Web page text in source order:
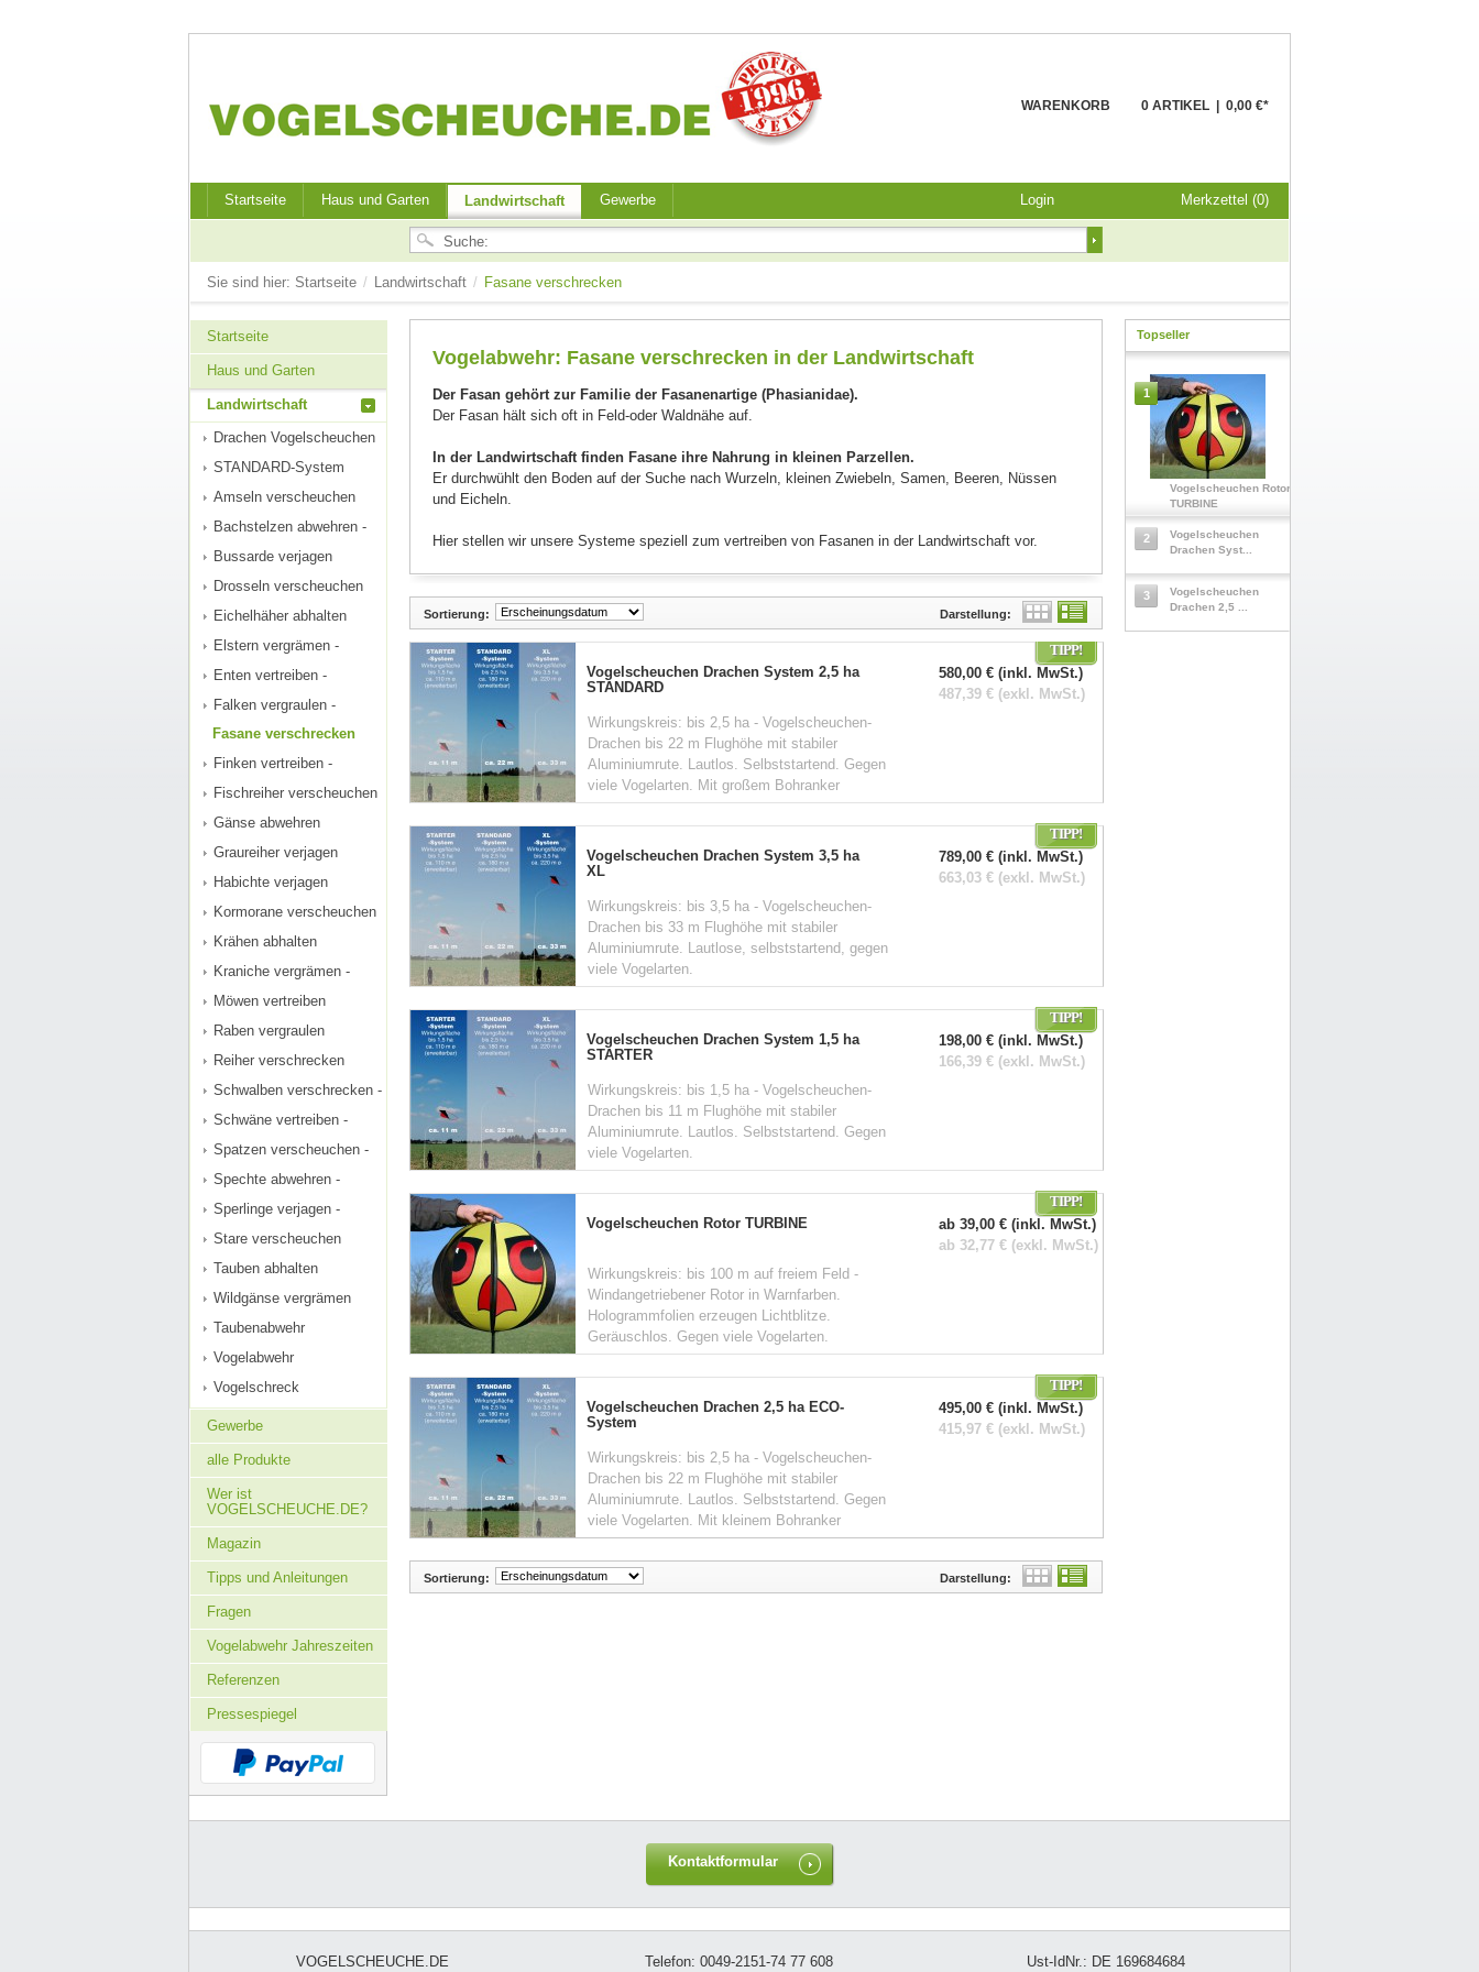
WARENKORB 0 ARTIKEL 0,00 €*
Startseite Haus und Garten Landwirtschaft Gewerbe Login Merkzettel (0)
Sie sind hier: Startseite / Landwirtschaft / Fasane verschrecken
Startseite
Haus und Garten
Landwirtschaft
Drachen Vogelscheuchen
STANDARD-System
Amseln verscheuchen
Bachstelzen abwehren -
Bussarde verjagen
Drosseln verscheuchen
Eichelhäher abhalten
Elstern vergrämen -
Enten vertreiben -
Falken vergraulen -
Fasane verschrecken
Finken vertreiben -
Fischreiher verscheuchen
Gänse abwehren
Graureiher verjagen
Habichte verjagen
Kormorane verscheuchen
Krähen abhalten
Kraniche vergrämen -
Möwen vertreiben
Raben vergraulen
Reiher verschrecken
Schwalben verschrecken -
Schwäne vertreiben -
Spatzen verscheuchen -
Spechte abwehren -
Sperlinge verjagen -
Stare verscheuchen
Tauben abhalten
Wildgänse vergrämen
Taubenabwehr
Vogelabwehr
Vogelschreck
Gewerbe
alle Produkte
Wer ist
VOGELSCHEUCHE.DE?
Magazin
Tipps und Anleitungen
Fragen
Vogelabwehr Jahreszeiten
Referenzen
Pressespiegel
Vogelabwehr: Fasane verschrecken in der Landwirtschaft
Der Fasan gehört zur Familie der Fasanenartige (Phasianidae).
Der Fasan hält sich oft in Feld-oder Waldnähe auf.
In der Landwirtschaft finden Fasane ihre Nahrung in kleinen Parzellen.
Er durchwühlt den Boden auf der Suche nach Wurzeln, kleinen Zwiebeln, Samen, Beeren, Nüssen
und Eicheln.
Hier stellen wir unsere Systeme speziell zum vertreiben von Fasanen in der Landwirtschaft vor.
Sortierung: Darstellung:
TIPP!
Vogelscheuchen Drachen System 2,5 ha
STANDARD
Wirkungskreis: bis 2,5 ha - Vogelscheuchen-
Drachen bis 22 m Flughöhe mit stabiler
Aluminiumrute. Lautlos. Selbststartend. Gegen
viele Vogelarten. Mit großem Bohranker
580,00 € (inkl. MwSt.)
487,39 € (exkl. MwSt.)
TIPP!
Vogelscheuchen Drachen System 3,5 ha
XL
Wirkungskreis: bis 3,5 ha - Vogelscheuchen-
Drachen bis 33 m Flughöhe mit stabiler
Aluminiumrute. Lautlose, selbststartend, gegen
viele Vogelarten.
789,00 € (inkl. MwSt.)
663,03 € (exkl. MwSt.)
TIPP!
Vogelscheuchen Drachen System 1,5 ha
STARTER
Wirkungskreis: bis 1,5 ha - Vogelscheuchen-
Drachen bis 11 m Flughöhe mit stabiler
Aluminiumrute. Lautlos. Selbststartend. Gegen
viele Vogelarten.
198,00 € (inkl. MwSt.)
166,39 € (exkl. MwSt.)
TIPP!
Vogelscheuchen Rotor TURBINE
Wirkungskreis: bis 100 m auf freiem Feld -
Windangetriebener Rotor in Warnfarben.
Hologrammfolien erzeugen Lichtblitze.
Geräuschlos. Gegen viele Vogelarten.
ab 39,00 € (inkl. MwSt.)
ab 32,77 € (exkl. MwSt.)
TIPP!
Vogelscheuchen Drachen 2,5 ha ECO-
System
Wirkungskreis: bis 2,5 ha - Vogelscheuchen-
Drachen bis 22 m Flughöhe mit stabiler
Aluminiumrute. Lautlos. Selbststartend. Gegen
viele Vogelarten. Mit kleinem Bohranker
495,00 € (inkl. MwSt.)
415,97 € (exkl. MwSt.)
Sortierung: Darstellung:
Topseller
Vogelscheuchen Rotor
TURBINE
1
Vogelscheuchen
Drachen Syst...
2
Vogelscheuchen
Drachen 2,5 ...
3
Kontaktformular
VOGELSCHEUCHE.DE
Telefon: 0049-2151-74 77 608
Ust-IdNr.: DE 169684684